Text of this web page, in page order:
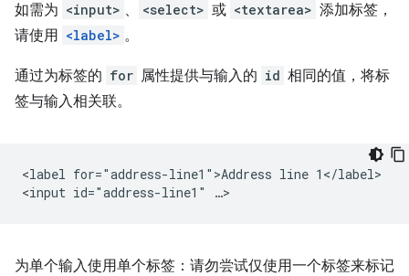
如需为 <input> 、 <select> 或 <textarea> 添加标签，
请使用 <label> 。
通过为标签的 for 属性提供与输入的 id 相同的值，将标
签与输入相关联。
<label for="address-line1">Address line 1</label>
为单个输入使用单个标签：请勿尝试仅使用一个标签来标记